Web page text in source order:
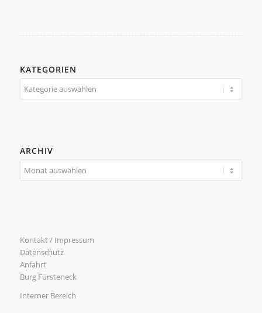
KATEGORIEN
Kategorien
ARCHIV
Kontakt / Impressum
Datenschutz
Anfahrt
Burg Fürsteneck
Interner Bereich